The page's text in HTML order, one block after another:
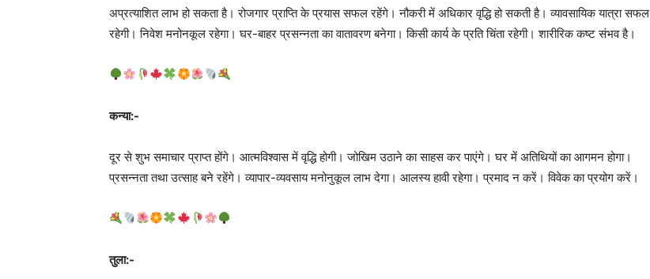
अप्रत्याशित लाभ हो सकता है। रोजगार प्राप्ति के प्रयास सफल रहेंगे। नौकरी में अधिकार वृद्धि हो सकती है। व्यावसायिक यात्रा सफल
रहेगी। निवेश मनोनकूल रहेगा। घर-बाहर प्रसन्नता का वातावरण बनेगा। किसी कार्य के प्रति चिंता रहेगी। शारीरिक कष्ट संभव है।
कन्या:-
दूर से शुभ समाचार प्राप्त होंगे। आत्मविश्वास में वृद्धि होगी। जोखिम उठाने का साहस कर पाएंगे। घर में अतिथियों का आगमन होगा।
प्रसन्नता तथा उत्साह बने रहेंगे। व्यापार-व्यवसाय मनोनुकूल लाभ देगा। आलस्य हावी रहेगा। प्रमाद न करें। विवेक का प्रयोग करें।
तुला:-